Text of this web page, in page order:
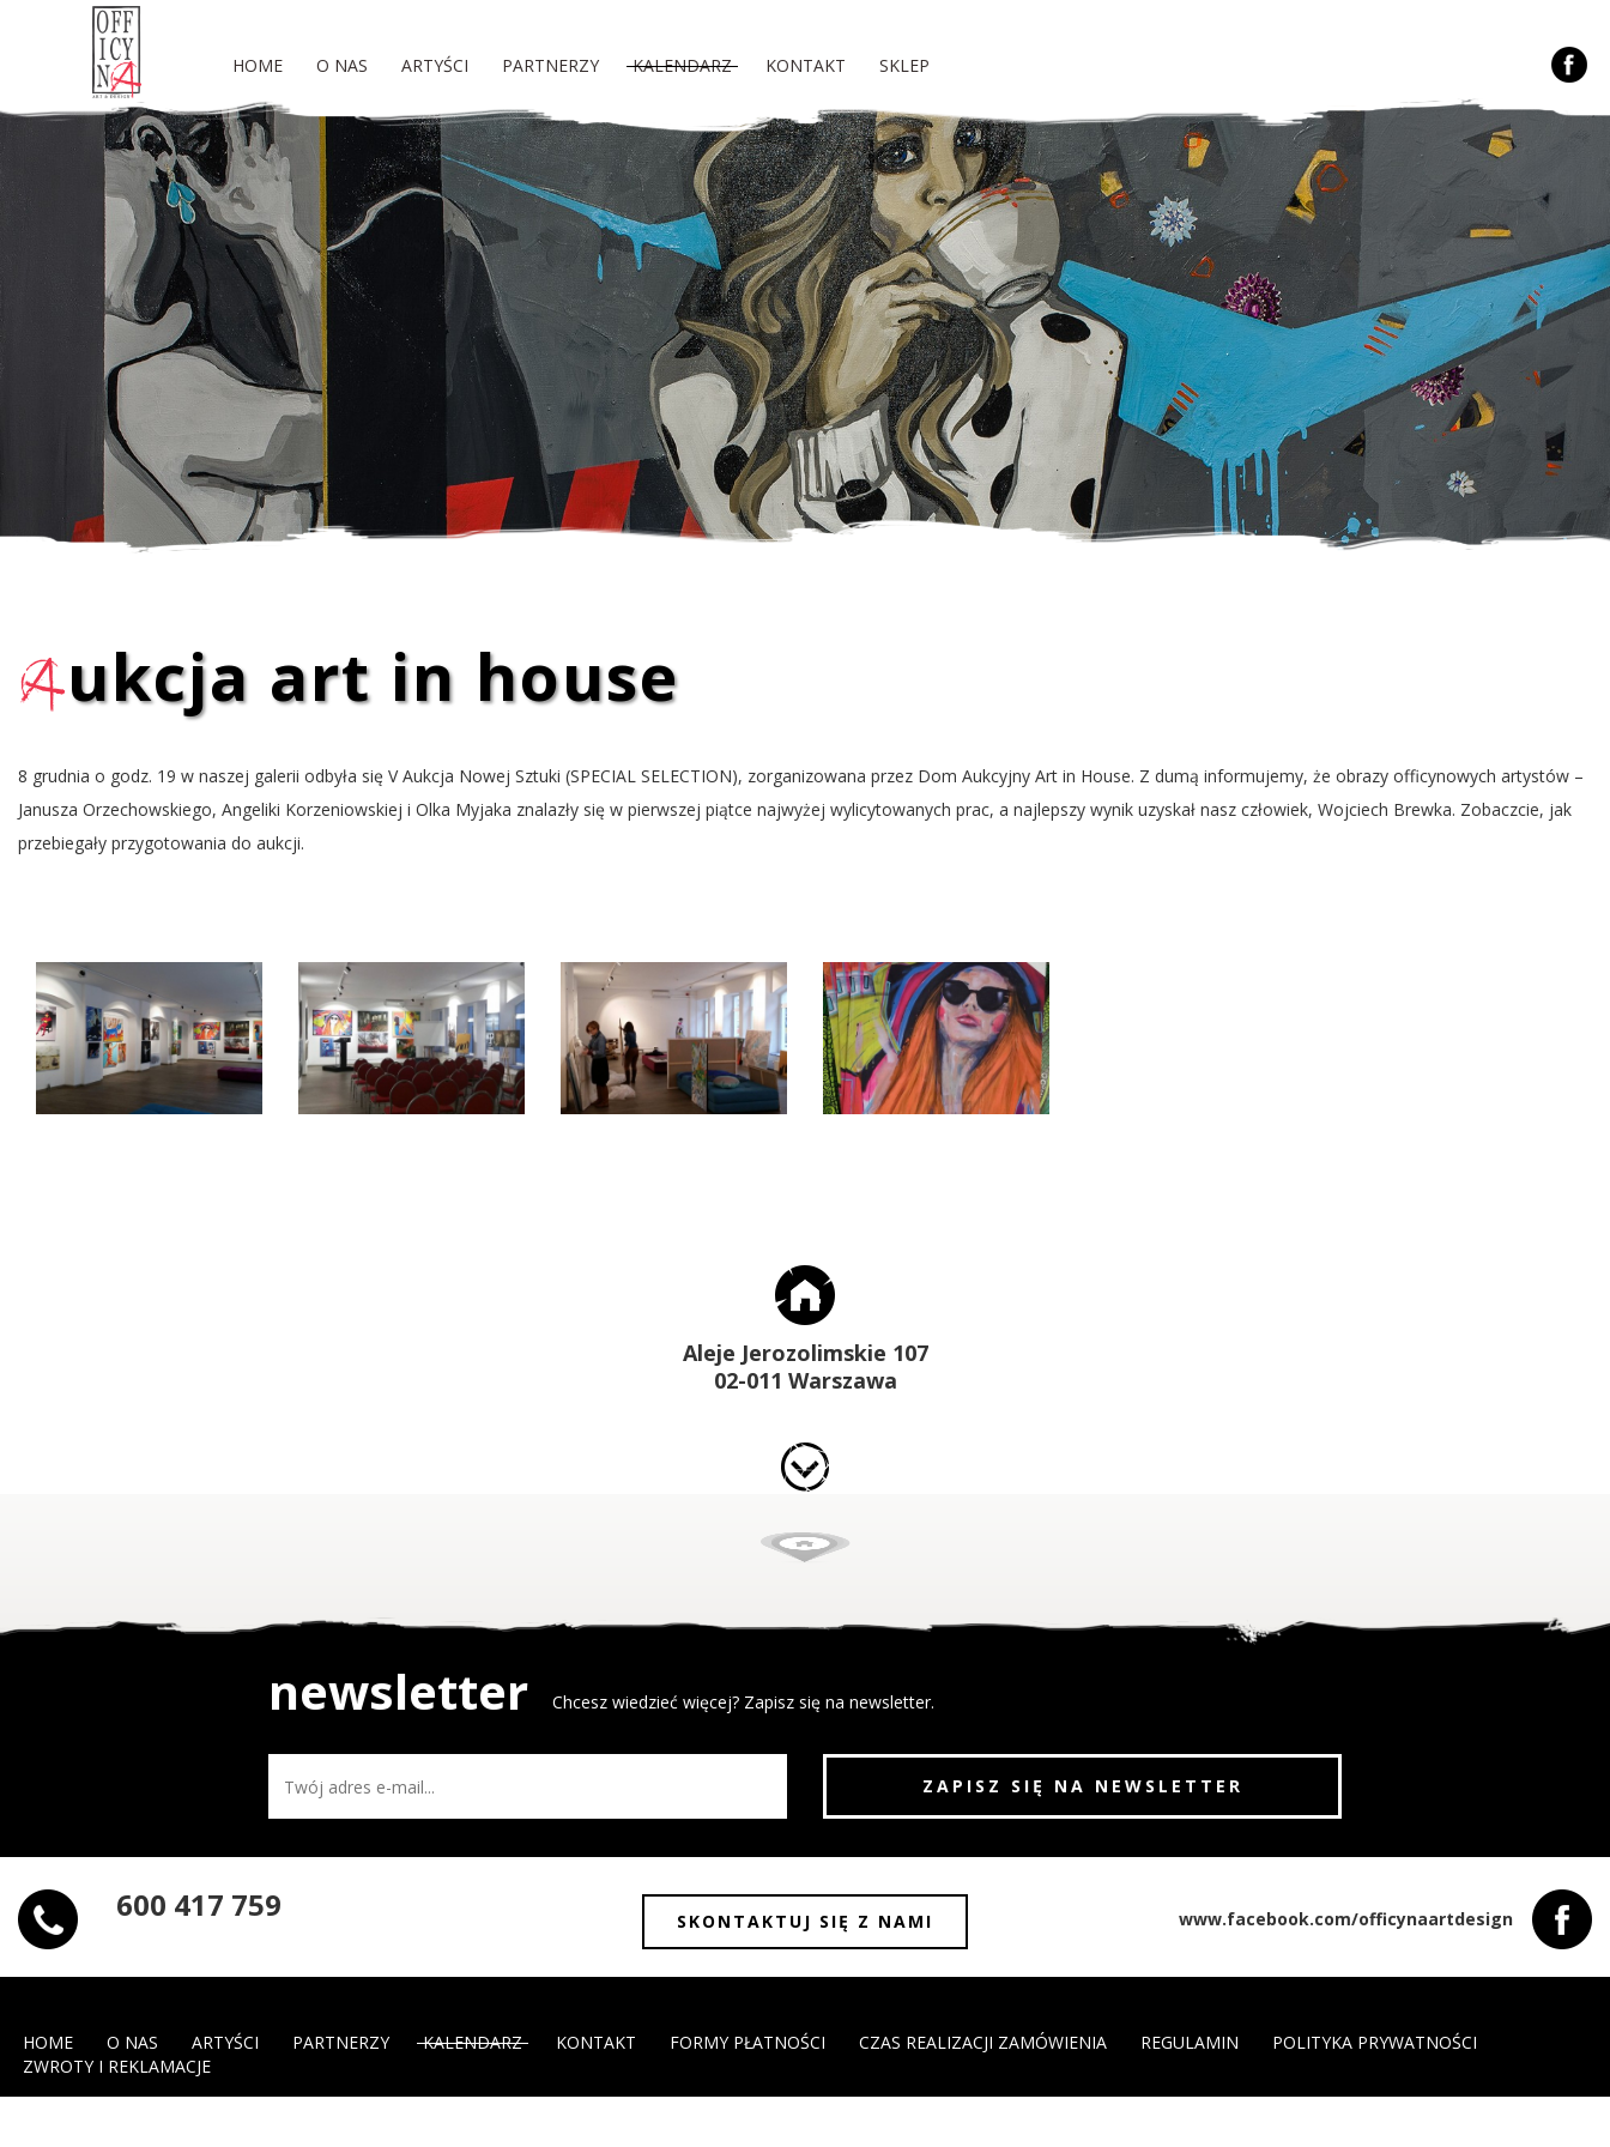
HOME O NAS ARTYŚCI PARTNERZY KALENDARZ KONTAKT SKLEP
aukcja art in house
8 grudnia o godz. 19 w naszej galerii odbyła się V Aukcja Nowej Sztuki (SPECIAL SELECTION), zorganizowana przez Dom Aukcyjny Art in House. Z dumą informujemy, że obrazy officynowych artystów –
Janusza Orzechowskiego, Angeliki Korzeniowskiej i Olka Myjaka znalazły się w pierwszej piątce najwyżej wylicytowanych prac, a najlepszy wynik uzyskał nasz człowiek, Wojciech Brewka. Zobaczcie, jak
przebiegały przygotowania do aukcji.
Aleje Jerozolimskie 107
02-011 Warszawa
newsletter Chcesz wiedzieć więcej? Zapisz się na newsletter.
600 417 759 www.facebook.com/officynaartdesign
SKONTAKTUJ SIĘ Z NAMI
HOME O NAS ARTYŚCI PARTNERZY KALENDARZ KONTAKT FORMY PŁATNOŚCI CZAS REALIZACJI ZAMÓWIENIA REGULAMIN
POLITYKA PRYWATNOŚCI
ZWROTY I REKLAMACJE